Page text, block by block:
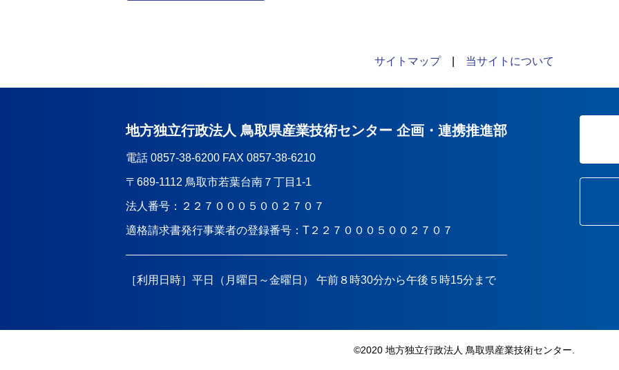
サイトマップ| 当サイトについて
地方独立行政法人 鳥取県産業技術センター 企画・連携推進部
電話 0857-38-6200 FAX 0857-38-6210
〒689-1112 鳥取市若葉台南７丁目1-1
法人番号：２２７０００５００２７０７
適格請求書発行事業者の登録番号：T２２７０００５００２７０７
［利用日時］平日（月曜日～金曜日） 午前８時30分から午後５時15分まで
©︎2020 地方独立行政法人 鳥取県産業技術センター.